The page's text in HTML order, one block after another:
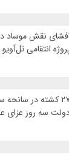
افشای نقش موساد در
انتقامی
۲۷ کشته در سانحه
سه روز عزای